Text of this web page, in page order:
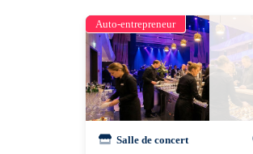
Auto-entrepreneur
Salle de concert